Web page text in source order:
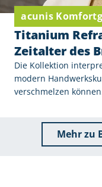
acunis
Titanium
Zeitalter des
Die Kollektion
modern
verschmelzen
Mehr zu